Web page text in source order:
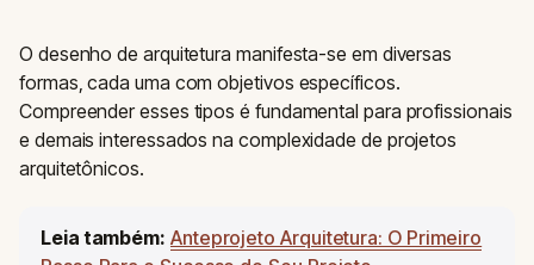
O desenho de arquitetura manifesta-se em diversas
formas, cada uma com objetivos específicos.
Compreender esses tipos é fundamental para profissionais
e demais interessados na complexidade de projetos
arquitetônicos.
Leia também: Anteprojeto Arquitetura: O Primeiro